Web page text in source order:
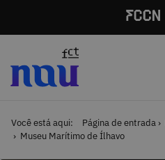
Você está aqui: Página de entrada
Museu Marítimo de Ílhavo